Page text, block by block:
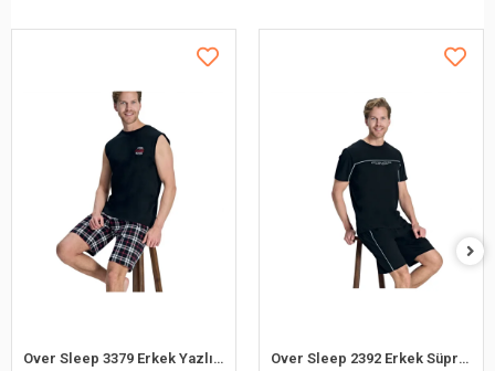
Over Sleep 3379 Erkek Yazlık Şort Pijama Takım (M-L-XL-2XL) Over Sleep 2392 Erkek Süprem Şort Yazlık Pijama Takım (M-L-XL-2XL)